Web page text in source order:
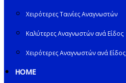
Χειρότερες Ταινίες Αναγνωστών
Καλύτερες Αναγνωστών ανά Είδος
Χειρότερες Αναγνωστών ανά Είδος
HOME